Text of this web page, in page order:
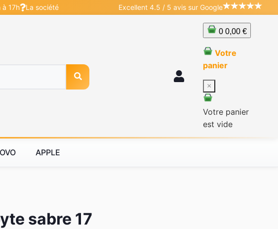
17h La société Excellent 4.5 / 5 avis sur Google
0 0,00 €
Votre
panier
×
Votre panier
est vide
APPLE
sabre 17